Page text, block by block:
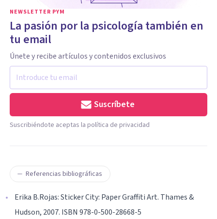
NEWSLETTER PYM
La pasión por la psicología también en
tu email
Únete y recibe artículos y contenidos exclusivos
Suscríbete
Suscribiéndote aceptas la política de privacidad
Referencias bibliográficas
Erika B.Rojas: Sticker City: Paper Graffiti Art. Thames &
Hudson, 2007. ISBN 978-0-500-28668-5